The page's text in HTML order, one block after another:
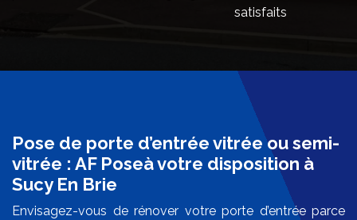
satisfaits
Pose de porte d’entrée vitrée ou semi-
vitrée : AF Poseà votre disposition à
Sucy En Brie
Envisagez-vous de rénover votre porte d’entrée parce